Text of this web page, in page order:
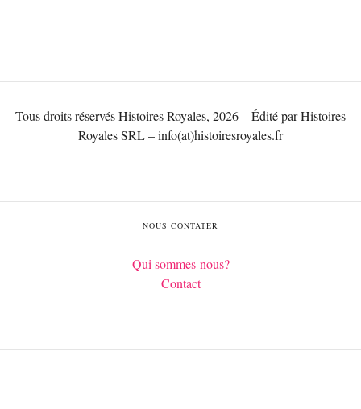
Tous droits réservés Histoires Royales, 2026 – Édité par Histoires
Royales SRL – info(at)histoiresroyales.fr
NOUS CONTATER
Qui sommes-nous?
Contact